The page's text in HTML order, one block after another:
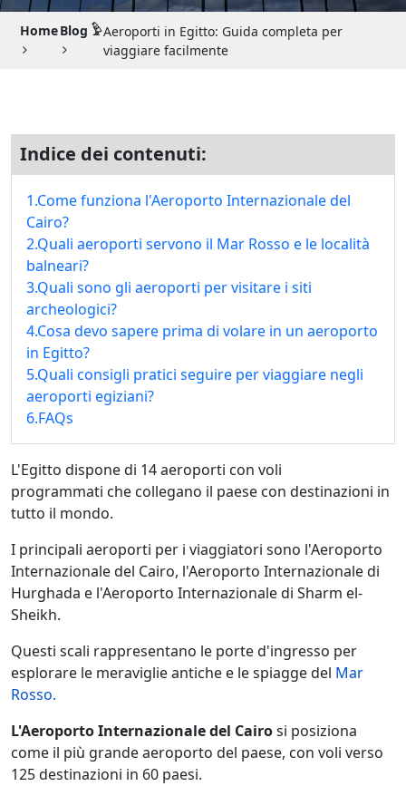
Guida di Viaggio 𓉔
Guida di Viaggio Giordania
HomeBlog 𓅱Aeroporti in Egitto: Guida completa per
viaggiare facilmente
Indice dei contenuti:
1.Come funziona l'Aeroporto Internazionale del
Cairo?
2.Quali aeroporti servono il Mar Rosso e le località
balneari?
3.Quali sono gli aeroporti per visitare i siti
archeologici?
4.Cosa devo sapere prima di volare in un aeroporto
in Egitto?
5.Quali consigli pratici seguire per viaggiare negli
aeroporti egiziani?
6.FAQs
L'Egitto dispone di 14 aeroporti con voli
programmati che collegano il paese con destinazioni in
tutto il mondo.
I principali aeroporti per i viaggiatori sono l'Aeroporto
Internazionale del Cairo, l'Aeroporto Internazionale di
Hurghada e l'Aeroporto Internazionale di Sharm el-
Sheikh.
Questi scali rappresentano le porte d'ingresso per
esplorare le meraviglie antiche e le spiagge del Mar
Rosso.
L'Aeroporto Internazionale del Cairosi posiziona
come il più grande aeroporto del paese, con voli verso
125 destinazioni in 60 paesi.